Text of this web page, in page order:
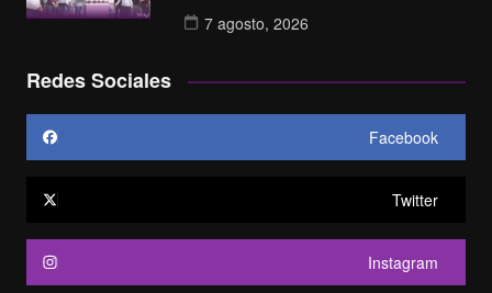
7 agosto, 2026
Redes Sociales
Facebook
Twitter
Instagram